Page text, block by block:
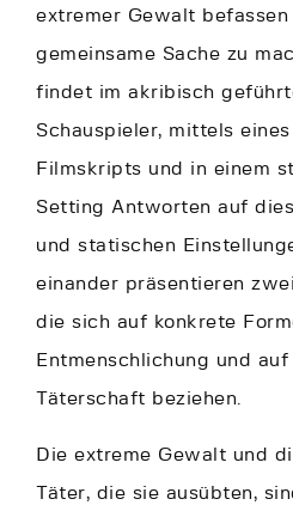
extremer Gewalt
gemeinsame Sache zu
findet im akribisch
Schauspieler, mittels
Filmskripts und in einem
Setting Antworten auf
und statischen
einander präsentieren
die sich auf konkrete
Entmenschlichung und
Täterschaft beziehen.
Die extreme Gewalt und
Täter, die sie ausübten,